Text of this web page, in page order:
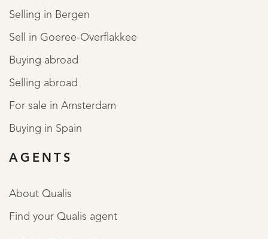
Selling in Bergen
Sell in Goeree-Overflakkee
Buying abroad
Selling abroad
For sale in Amsterdam
Buying in Spain
AGENTS
About Qualis
Find your Qualis agent